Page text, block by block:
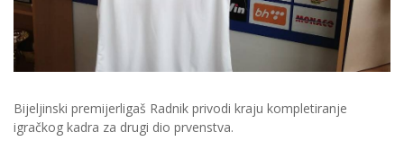
Bijeljinski premijerligaš Radnik privodi kraju kompletiranje
igračkog kadra za drugi dio prvenstva.